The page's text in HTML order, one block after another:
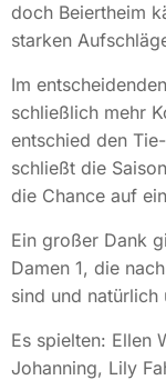
doch Beiertheim
starken
Im
schließlich mehr
entschied den
schließt die
die Chance auf
Ein großer Dank
Damen 1, die
sind und natürlich
Es spielten: Ellen
Johanning, Lily